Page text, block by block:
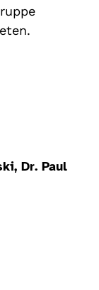
Dr. Paul